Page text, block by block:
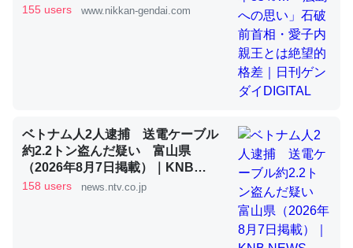
論文では「淡水はカルシウムも酸素も不足してて両方に不
利だから両方が拮抗してるのでは」とあって面白い。海に
いる鋏角類（カブトガニ・ウミグモ）はカルシウムを使わ
ずキチンを強化してる筈だが、酵素が違うのか？
いのか」に関する新仮説
これを元に考えるとカルシウムを大量に使う脊椎動物と貝
ダイDIGITAL
155 users www.nikkan-gendai.com
ベトナム人2人逮捕 送電ケーブル
約2.2トン盗んだ疑い 富山県
（2026年8月7日掲載）｜KNB
NEWS NNN
158 users news.ntv.co.jp